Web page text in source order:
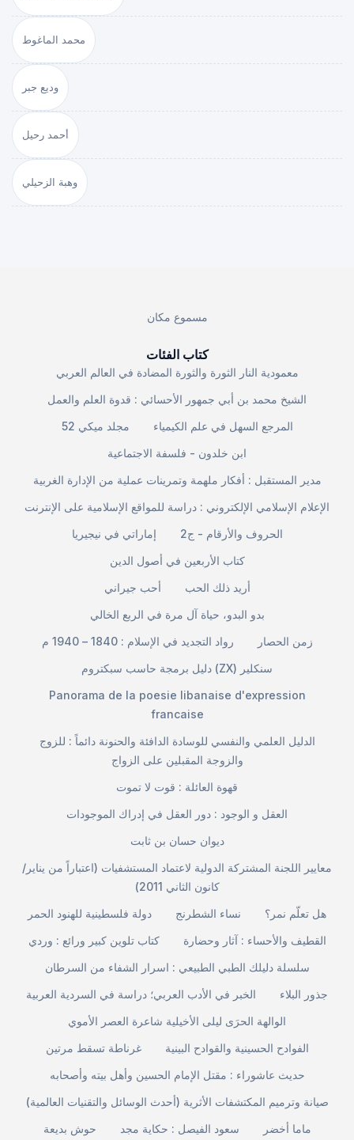
محمد الماغوط
وديع جبر
أحمد رحيل
وهبة الزحيلي
مسموع مكان
كتاب الفئات
معمودية النار الثورة والثورة المضادة في العالم العربي
الشيخ محمد بن أبي جمهور الأحسائي : قدوة العلم والعمل
مجلد ميكي 52
المرجع السهل في علم الكيمياء
ابن خلدون - فلسفة الاجتماعية
مدير المستقبل : أفكار ملهمة وتمرينات عملية من الإدارة الغربية
الإعلام الإسلامي الإلكتروني : دراسة للمواقع الإسلامية على الإنترنت
إماراتي في نيجيريا
الحروف والأرقام - ج2
كتاب الأربعين في أصول الدين
أحب جيراني
أريد ذلك الحب
بدو البدو، حياة آل مرة في الربع الخالي
رواد التجديد في الإسلام : 1840 – 1940 م
زمن الحصار
دليل برمجة حاسب سبكتروم (ZX) سنكلير
Panorama de la poesie libanaise d'expression
francaise
الدليل العلمي والنفسي للوسادة الدافئة والحنونة دائماً : للزوج
والزوجة المقبلين على الزواج
قهوة العائلة : قوت لا تموت
العقل و الوجود : دور العقل في إدراك الموجودات
ديوان حسان بن ثابت
معايير اللجنة المشتركة الدولية لاعتماد المستشفيات (اعتباراً من يناير/
كانون الثاني 2011)
دولة فلسطينية للهنود الحمر
نساء الشطرنج
هل تعلّم نمر؟
كتاب تلوين كبير ورائع : وردي
القطيف والأحساء : آثار وحضارة
سلسلة دليلك الطبي الطبيعي : اسرار الشفاء من السرطان
الخبر في الأدب العربي؛ دراسة في السردية العربية
جذور البلاء
الوالهة الحرَى ليلى الأخيلية شاعرة العصر الأموي
غرناطة تسقط مرتين
الفوادح الحسينية والقوادح البينية
حديث عاشوراء : مقتل الإمام الحسين وأهل بيته وأصحابه
صيانة وترميم المكتشفات الأثرية (أحدث الوسائل والتقنيات العالمية)
حوش بديعة
سعود الفيصل : حكاية مجد ماما أخضر